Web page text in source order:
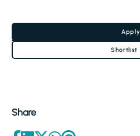
Apply
Shortlist
Share